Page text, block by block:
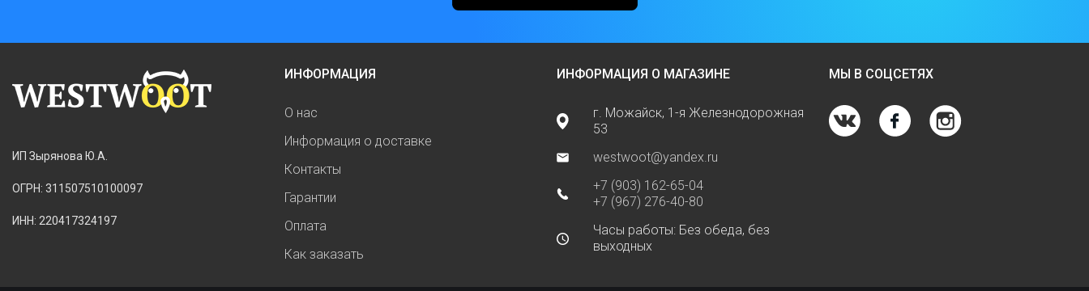
ИП Зырянова Ю.А.
ОГРН: 311507510100097
ИНН: 220417324197
ИНФОРМАЦИЯ
О нас
Информация о доставке
Контакты
Гарантии
Оплата
Как заказать
ИНФОРМАЦИЯ О МАГАЗИНЕ
г. Можайск, 1-я Железнодорожная
53
westwoot@yandex.ru
+7 (903) 162-65-04
+7 (967) 276-40-80
Часы работы: Без обеда, без
выходных
МЫ В СОЦСЕТЯХ